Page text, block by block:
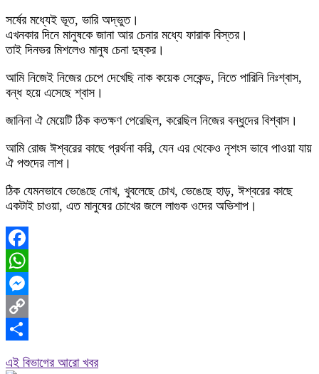
সর্ষের মধ্যেই ভূত, ভারি অদ্ভুত।
এখনকার দিনে মানুষকে জানা আর চেনার মধ্যে ফারাক বিস্তর।
তাই দিনভর মিশলেও মানুষ চেনা দুষ্কর।
আমি নিজেই নিজের চেপে দেখেছি নাক কয়েক সেকেন্ড, নিতে পারিনি নিঃশ্বাস,
বন্ধ হয়ে এসেছে শ্বাস।
জানিনা ঐ মেয়েটি ঠিক কতক্ষণ পেরেছিল, করেছিল নিজের বন্ধুদের বিশ্বাস।
আমি রোজ ঈশ্বরের কাছে প্রর্থনা করি, যেন এর থেকেও নৃশংস ভাবে পাওয়া যায়
ঐ পশুদের লাশ।
ঠিক যেমনভাবে ভেঙেছে নোখ, খুবলেছে চোখ, ভেঙেছে হাড়, ঈশ্বরের কাছে
একটাই চাওয়া, এত মানুষের চোখের জলে লাগুক ওদের অভিশাপ।
Facebook
WhatsApp
Messenger
Copy
এই বিভাগের আরো খবর